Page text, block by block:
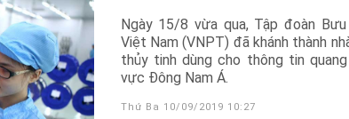
Ngày 15/8 vừa qua, Tập đoàn
Việt Nam (VNPT) đã khánh thành
thủy tinh dùng cho thông tin
vực Đông Nam Á.
Thứ Ba 10/09/2019 10:27